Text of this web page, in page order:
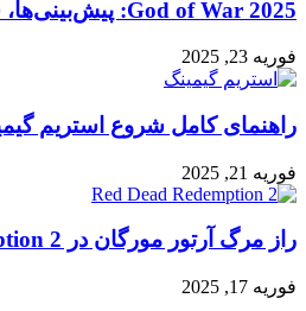
God of War 2025: پیش‌بینی‌ها، شایعات و هر آنچه از بازگشت کریتوس انتظار داریم!
فوریه 23, 2025
راهنمای کامل شروع استریم
فوریه 21, 2025
راز مرگ آرتور مورگان در Red Dead Redemption 2
فوریه 17, 2025